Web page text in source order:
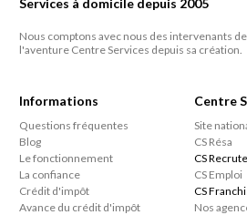
Nous comptons avec nous des intervenants
l'aventure Centre Services depuis sa création.
Informations
Questions fréquentes
Blog
Le fonctionnement
La confiance
Crédit d'impôt
Avance du crédit d'impôt
Centre
Site
CS Résa
CS
CS Emploi
CS
Nos